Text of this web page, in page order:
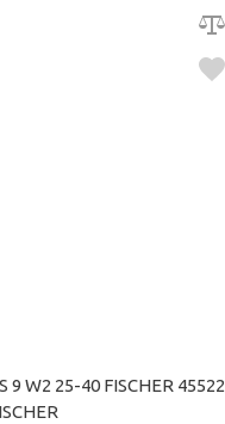
W2 25-40 FISCHER 45522